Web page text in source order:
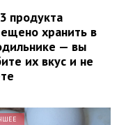
продукта
хранить в
— вы
их вкус и не